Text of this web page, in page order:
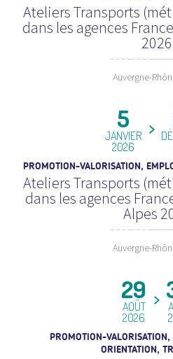
Ateliers Transports
dans les agences
2026
Auvergne-
5
JANVIER
2026
PROMOTION-VALORISATION,
Ateliers Transports
dans les agences
Alpes
Auvergne-
29
AOÛT
2026
PROMOTION-
ORIENTATION,